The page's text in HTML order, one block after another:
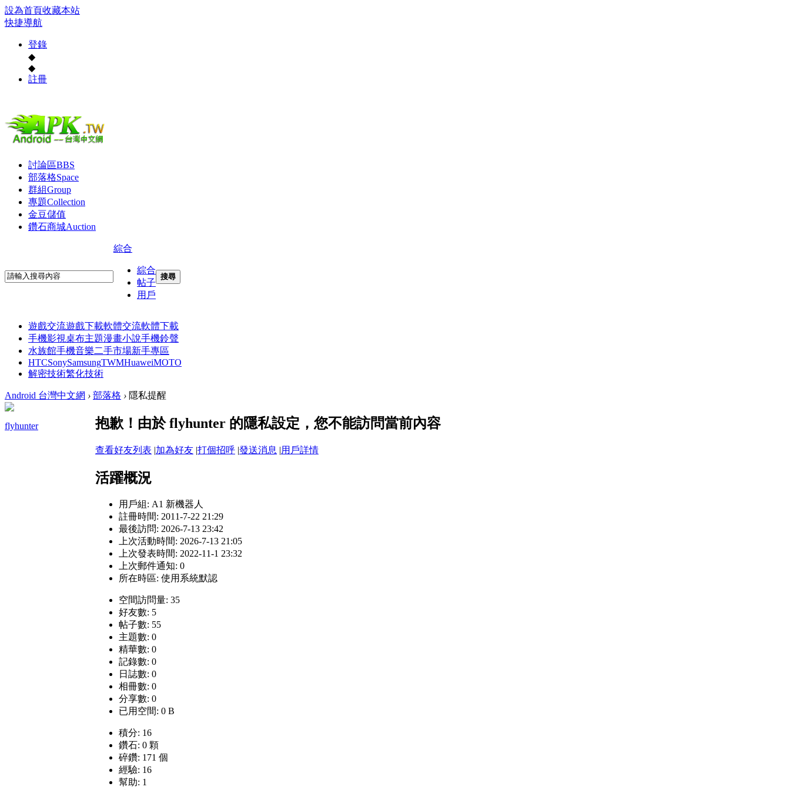
設為首頁收藏本站
快捷導航
登錄
◆
◆
註冊
討論區BBS
部落格Space
群組Group
專題Collection
金豆儲值
鑽石商城Auction
綜合
綜合
帖子
用戶
搜尋
遊戲交流遊戲下載軟體交流軟體下載
手機影視桌布主題漫畫小說手機鈴聲
水族館手機音樂二手市場新手專區
HTCSonySamsungTWMHuaweiMOTO
解密技術繁化技術
Android 台灣中文網 › 部落格 › 隱私提醒
flyhunter 抱歉！由於 flyhunter 的隱私設定，您不能訪問當前內容
查看好友列表 |加為好友 |打個招呼 |發送消息 |用戶詳情
活躍概況
用戶組: A1 新機器人
註冊時間: 2011-7-22 21:29
最後訪問: 2026-7-13 23:42
上次活動時間: 2026-7-13 21:05
上次發表時間: 2022-11-1 23:32
上次郵件通知: 0
所在時區: 使用系統默認
空間訪問量: 35
好友數: 5
帖子數: 55
主題數: 0
精華數: 0
記錄數: 0
日誌數: 0
相冊數: 0
分享數: 0
已用空間: 0 B
積分: 16
鑽石: 0 顆
碎鑽: 171 個
經驗: 16
幫助: 1